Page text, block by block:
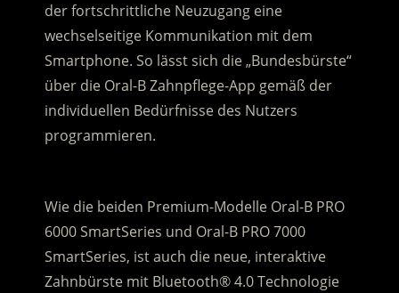
der fortschrittliche Neuzugang eine
wechselseitige Kommunikation mit dem
Smartphone. So lässt sich die „Bundesbürste“
über die Oral-B Zahnpflege-App gemäß der
individuellen Bedürfnisse des Nutzers
programmieren.
Wie die beiden Premium-Modelle Oral-B PRO
6000 SmartSeries und Oral-B PRO 7000
SmartSeries, ist auch die neue, interaktive
Zahnbürste mit Bluetooth® 4.0 Technologie